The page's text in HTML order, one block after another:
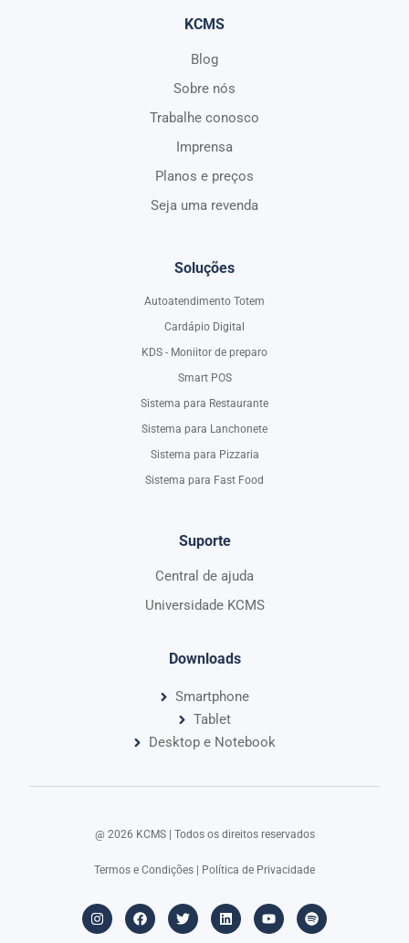
KCMS
Blog
Sobre nós
Trabalhe conosco
Imprensa
Planos e preços
Seja uma revenda
Soluções
Autoatendimento Totem
Cardápio Digital
KDS - Moniitor de preparo
Smart POS
Sistema para Restaurante
Sistema para Lanchonete
Sistema para Pizzaria
Sistema para Fast Food
Suporte
Central de ajuda
Universidade KCMS
Downloads
Smartphone
Tablet
Desktop e Notebook
@ 2026 KCMS | Todos os direitos reservados​
Termos e Condições | Política de Privacidade